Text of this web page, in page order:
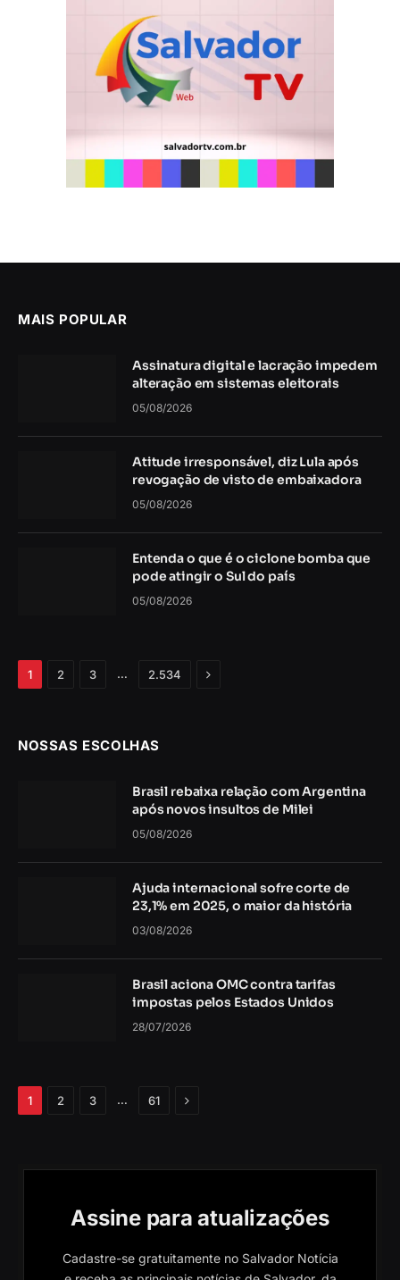
MAIS POPULAR
Assinatura digital e lacração impedem
alteração em sistemas eleitorais
05/08/2026
Atitude irresponsável, diz Lula após
revogação de visto de embaixadora
05/08/2026
Entenda o que é o ciclone bomba que
pode atingir o Sul do país
05/08/2026
1 2 3 … 2.534 Próximo
NOSSAS ESCOLHAS
Brasil rebaixa relação com Argentina
após novos insultos de Milei
05/08/2026
Ajuda internacional sofre corte de
23,1% em 2025, o maior da história
03/08/2026
Brasil aciona OMC contra tarifas
impostas pelos Estados Unidos
28/07/2026
1 2 3 … 61 Próximo
Assine para atualizações
Cadastre-se gratuitamente no Salvador Notícia